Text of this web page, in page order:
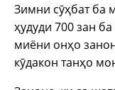
Зимни сӯҳбат ба
ҳудуди 700 зан
миёни онҳо
кӯдакон танҳо